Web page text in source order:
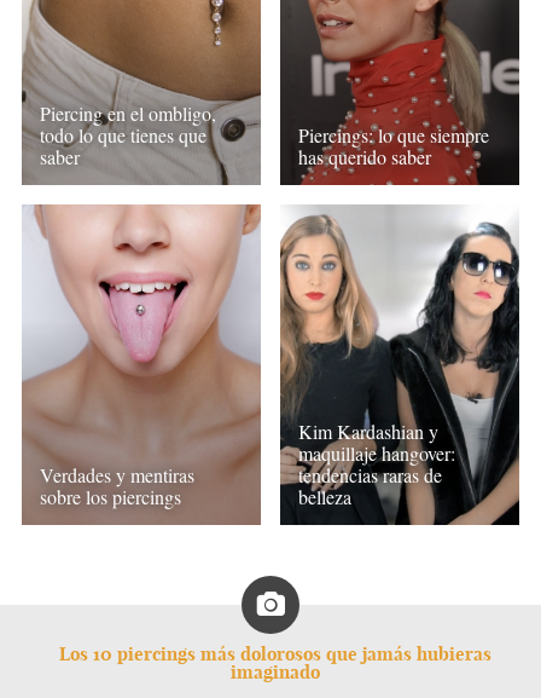
Piercing en el ombligo,
todo lo que tienes que
saber
Piercings: lo que siempre
has querido saber
Verdades y mentiras
sobre los piercings
Kim Kardashian y
maquillaje hangover:
tendencias raras de
belleza
Los 10 piercings más dolorosos que jamás hubieras
imaginado